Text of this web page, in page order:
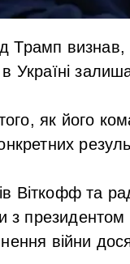
визнав,
Україні
як його
Віткофф та
з
війни